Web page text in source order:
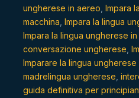
ungherese in aereo Impara
macchina Impara la lingua
Impara la lingua ungherese in
conversazione ungherese
Imparare la lingua
madrelingua ungherese
guida definitiva per